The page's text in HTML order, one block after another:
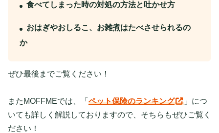
食べてしまった時の対処の方法と吐かせ方
おはぎやおしるこ、お雑煮はたべさせられるの
か
ぜひ最後までご覧ください！
またMOFFMEでは、「 ペット保険のランキング
」につ
いても詳しく解説しておりますので、そちらもぜひご覧く
ださい！